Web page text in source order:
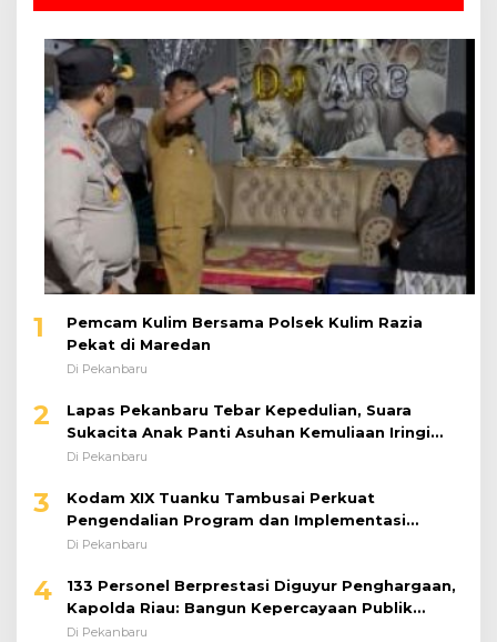
1
Pemcam Kulim Bersama Polsek Kulim Razia
Pekat di Maredan
Di Pekanbaru
2
Lapas Pekanbaru Tebar Kepedulian, Suara
Sukacita Anak Panti Asuhan Kemuliaan Iringi
Bantuan Sosial
Di Pekanbaru
3
Kodam XIX Tuanku Tambusai Perkuat
Pengendalian Program dan Implementasi
Doktrin TNI AD
Di Pekanbaru
4
133 Personel Berprestasi Diguyur Penghargaan,
Kapolda Riau: Bangun Kepercayaan Publik
dengan Karya Nyata
Di Pekanbaru